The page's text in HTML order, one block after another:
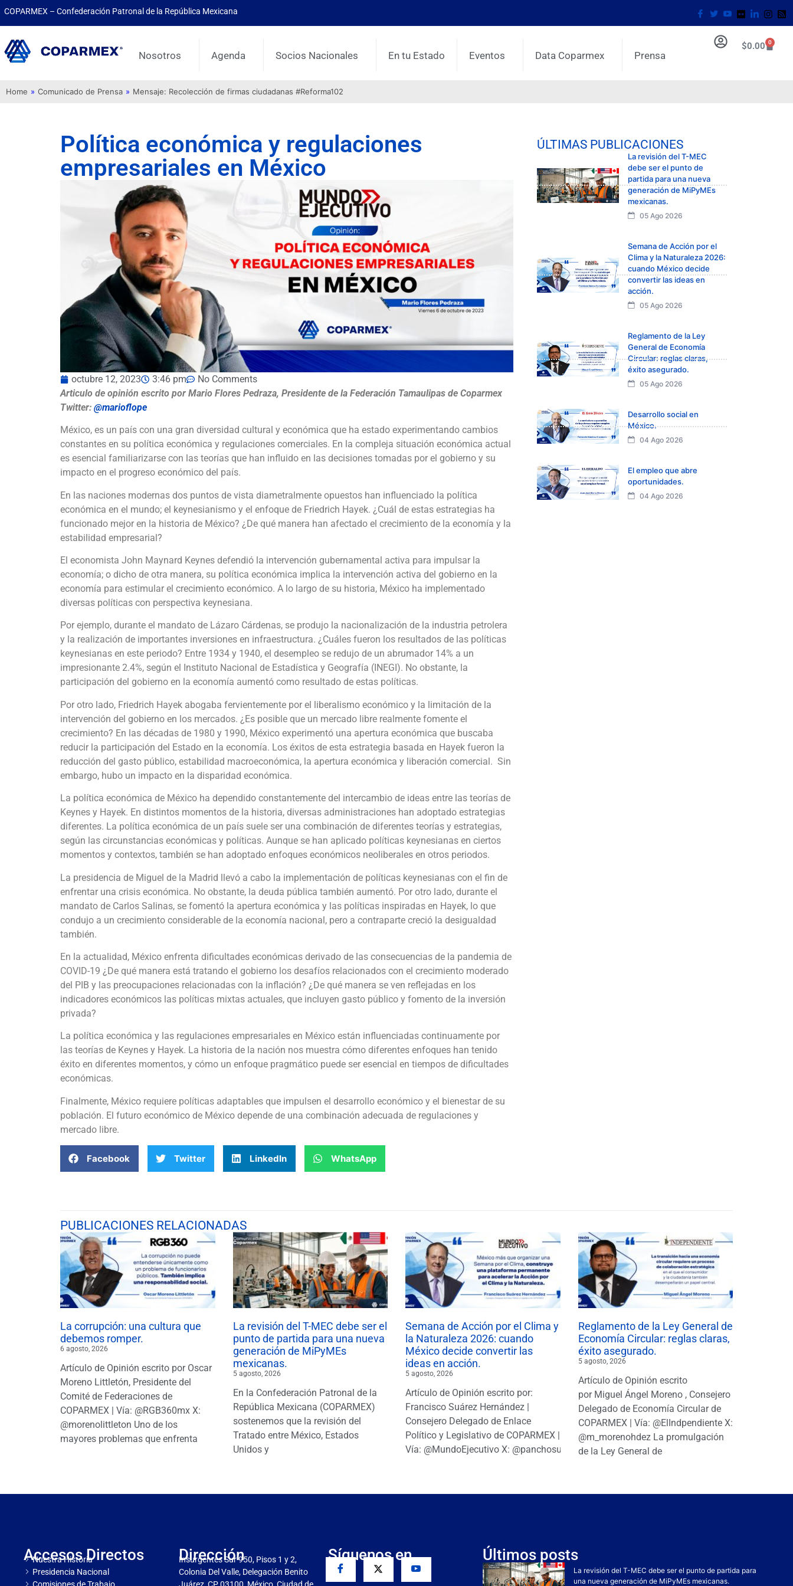
COPARMEX – Confederación Patronal de la República Mexicana
Nosotros Agenda Socios Nacionales En tu Estado Eventos Data Coparmex Prensa
$0.00 0
Home » Comunicado de Prensa » Mensaje: Recolección de firmas ciudadanas #Reforma102
Política económica y regulaciones
empresariales en México
octubre 12, 2023 3:46 pm
No Comments
Articulo de opinión escrito por Mario Flores Pedraza, Presidente de la Federación Tamaulipas de Coparmex
Twitter: @marioflope
México, es un país con una gran diversidad cultural y económica que ha estado experimentando cambios
constantes en su política económica y regulaciones comerciales. En la compleja situación económica actual
es esencial familiarizarse con las teorías que han influido en las decisiones tomadas por el gobierno y su
impacto en el progreso económico del país.
En las naciones modernas dos puntos de vista diametralmente opuestos han influenciado la política
económica en el mundo; el keynesianismo y el enfoque de Friedrich Hayek. ¿Cuál de estas estrategias ha
funcionado mejor en la historia de México? ¿De qué manera han afectado el crecimiento de la economía y la
estabilidad empresarial?
El economista John Maynard Keynes defendió la intervención gubernamental activa para impulsar la
economía; o dicho de otra manera, su política económica implica la intervención activa del gobierno en la
economía para estimular el crecimiento económico. A lo largo de su historia, México ha implementado
diversas políticas con perspectiva keynesiana.
Por ejemplo, durante el mandato de Lázaro Cárdenas, se produjo la nacionalización de la industria petrolera
y la realización de importantes inversiones en infraestructura. ¿Cuáles fueron los resultados de las políticas
keynesianas en este periodo? Entre 1934 y 1940, el desempleo se redujo de un abrumador 14% a un
impresionante 2.4%, según el Instituto Nacional de Estadística y Geografía (INEGI). No obstante, la
participación del gobierno en la economía aumentó como resultado de estas políticas.
Por otro lado, Friedrich Hayek abogaba fervientemente por el liberalismo económico y la limitación de la
intervención del gobierno en los mercados. ¿Es posible que un mercado libre realmente fomente el
crecimiento? En las décadas de 1980 y 1990, México experimentó una apertura económica que buscaba
reducir la participación del Estado en la economía. Los éxitos de esta estrategia basada en Hayek fueron la
reducción del gasto público, estabilidad macroeconómica, la apertura económica y liberación comercial. Sin
embargo, hubo un impacto en la disparidad económica.
La política económica de México ha dependido constantemente del intercambio de ideas entre las teorías de
Keynes y Hayek. En distintos momentos de la historia, diversas administraciones han adoptado estrategias
diferentes. La política económica de un país suele ser una combinación de diferentes teorías y estrategias,
según las circunstancias económicas y políticas. Aunque se han aplicado políticas keynesianas en ciertos
momentos y contextos, también se han adoptado enfoques económicos neoliberales en otros periodos.
La presidencia de Miguel de la Madrid llevó a cabo la implementación de políticas keynesianas con el fin de
enfrentar una crisis económica. No obstante, la deuda pública también aumentó. Por otro lado, durante el
mandato de Carlos Salinas, se fomentó la apertura económica y las políticas inspiradas en Hayek, lo que
condujo a un crecimiento considerable de la economía nacional, pero a contraparte creció la desigualdad
también.
En la actualidad, México enfrenta dificultades económicas derivado de las consecuencias de la pandemia de
COVID-19 ¿De qué manera está tratando el gobierno los desafíos relacionados con el crecimiento moderado
del PIB y las preocupaciones relacionadas con la inflación? ¿De qué manera se ven reflejadas en los
indicadores económicos las políticas mixtas actuales, que incluyen gasto público y fomento de la inversión
privada?
La política económica y las regulaciones empresariales en México están influenciadas continuamente por
las teorías de Keynes y Hayek. La historia de la nación nos muestra cómo diferentes enfoques han tenido
éxito en diferentes momentos, y cómo un enfoque pragmático puede ser esencial en tiempos de dificultades
económicas.
Finalmente, México requiere políticas adaptables que impulsen el desarrollo económico y el bienestar de su
población. El futuro económico de México depende de una combinación adecuada de regulaciones y
mercado libre.
Facebook Twitter LinkedIn WhatsApp
ÚLTIMAS PUBLICACIONES
La revisión del T-MEC
debe ser el punto de
partida para una nueva
generación de MiPyMEs
mexicanas.
05 Ago 2026
Semana de Acción por el
Clima y la Naturaleza 2026:
cuando México decide
convertir las ideas en
acción.
05 Ago 2026
Reglamento de la Ley
General de Economía
Circular: reglas claras,
éxito asegurado.
05 Ago 2026
Desarrollo social en
México.
04 Ago 2026
El empleo que abre
oportunidades.
04 Ago 2026
PUBLICACIONES RELACIONADAS
La corrupción: una cultura que
debemos romper.
6 agosto, 2026
Artículo de Opinión escrito por Oscar
Moreno Littletón, Presidente del
Comité de Federaciones de
COPARMEX | Vía: @RGB360mx X:
@morenolittleton Uno de los
mayores problemas que enfrenta
La revisión del T-MEC debe ser el
punto de partida para una nueva
generación de MiPyMEs
mexicanas.
5 agosto, 2026
En la Confederación Patronal de la
República Mexicana (COPARMEX)
sostenemos que la revisión del
Tratado entre México, Estados
Unidos y
Semana de Acción por el Clima y
la Naturaleza 2026: cuando
México decide convertir las
ideas en acción.
5 agosto, 2026
Artículo de Opinión escrito por:
Francisco Suárez Hernández |
Consejero Delegado de Enlace
Político y Legislativo de COPARMEX |
Vía: @MundoEjecutivo X: @panchosuarezh
Reglamento de la Ley General de
Economía Circular: reglas claras,
éxito asegurado.
5 agosto, 2026
Artículo de Opinión escrito
por Miguel Ángel Moreno , Consejero
Delegado de Economía Circular de
COPARMEX | Vía: @ElIndpendiente X:
@m_morenohdez La promulgación
de la Ley General de
Accesos Directos
Nuestra Historia
Presidencia Nacional
Dirección
Insurgentes Sur 950, Pisos 1 y 2,
Colonia Del Valle, Delegación Benito
Síguenos en Últimos posts
La revisión del T-MEC debe ser el punto de partida para
una nueva generación de MiPyMEs mexicanas.